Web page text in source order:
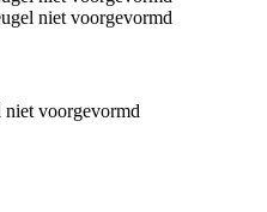
voorgevormd